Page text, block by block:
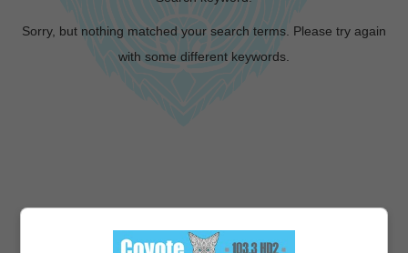
Sorry, but nothing matched your search terms. Please try again
with some different keywords.